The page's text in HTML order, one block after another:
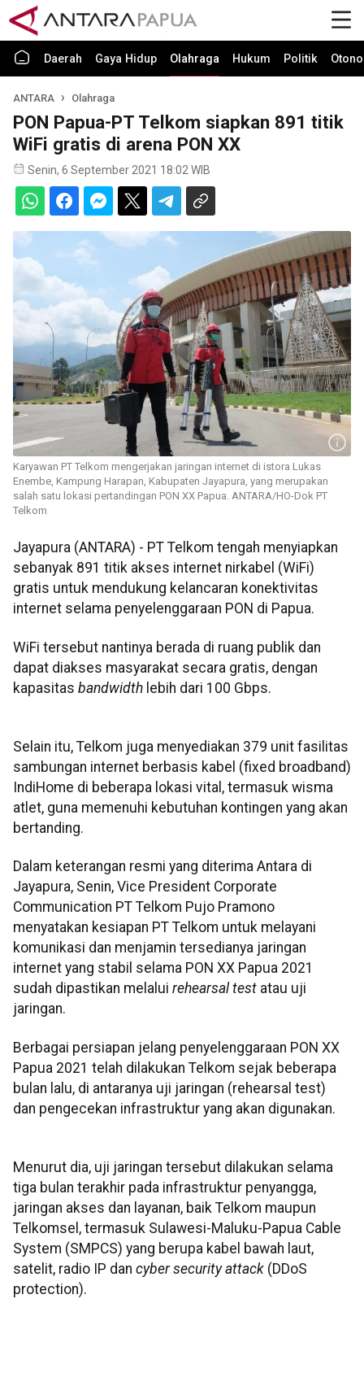
Daerah Gaya Hidup Olahraga Hukum Politik
ANTARA Olahraga
PON Papua-PT Telkom siapkan 891 titik
WiFi gratis di arena PON XX
Senin, 6 September 2021 18:02 WIB
Karyawan PT Telkom mengerjakan jaringan internet di istora Lukas
Enembe, Kampung Harapan, Kabupaten Jayapura, yang merupakan
salah satu lokasi pertandingan PON XX Papua. ANTARA/HO-Dok PT
Telkom
Jayapura (ANTARA) - PT Telkom tengah menyiapkan
sebanyak 891 titik akses internet nirkabel (WiFi)
gratis untuk mendukung kelancaran konektivitas
internet selama penyelenggaraan PON di Papua.
WiFi tersebut nantinya berada di ruang publik dan
dapat diakses masyarakat secara gratis, dengan
kapasitas bandwidth lebih dari 100 Gbps.
Selain itu, Telkom juga menyediakan 379 unit fasilitas
sambungan internet berbasis kabel (fixed broadband)
IndiHome di beberapa lokasi vital, termasuk wisma
atlet, guna memenuhi kebutuhan kontingen yang akan
bertanding.
Dalam keterangan resmi yang diterima Antara di
Jayapura, Senin, Vice President Corporate
Communication PT Telkom Pujo Pramono
menyatakan kesiapan PT Telkom untuk melayani
komunikasi dan menjamin tersedianya jaringan
internet yang stabil selama PON XX Papua 2021
sudah dipastikan melalui rehearsal test atau uji
jaringan.
Berbagai persiapan jelang penyelenggaraan PON XX
Papua 2021 telah dilakukan Telkom sejak beberapa
bulan lalu, di antaranya uji jaringan (rehearsal test)
dan pengecekan infrastruktur yang akan digunakan.
Menurut dia, uji jaringan tersebut dilakukan selama
tiga bulan terakhir pada infrastruktur penyangga,
jaringan akses dan layanan, baik Telkom maupun
Telkomsel, termasuk Sulawesi-Maluku-Papua Cable
System (SMPCS) yang berupa kabel bawah laut,
satelit, radio IP dan cyber security attack (DDoS
protection).